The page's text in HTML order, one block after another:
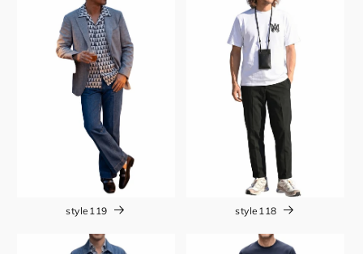
style119 style118